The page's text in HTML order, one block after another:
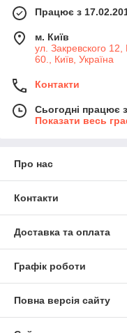
Працює з
м. Київ
ул. Закревского
60., Київ, Україна
Контакти
Сьогодні працює
Показати весь
Про нас
Контакти
Доставка та оплата
Графік роботи
Повна версія сайту